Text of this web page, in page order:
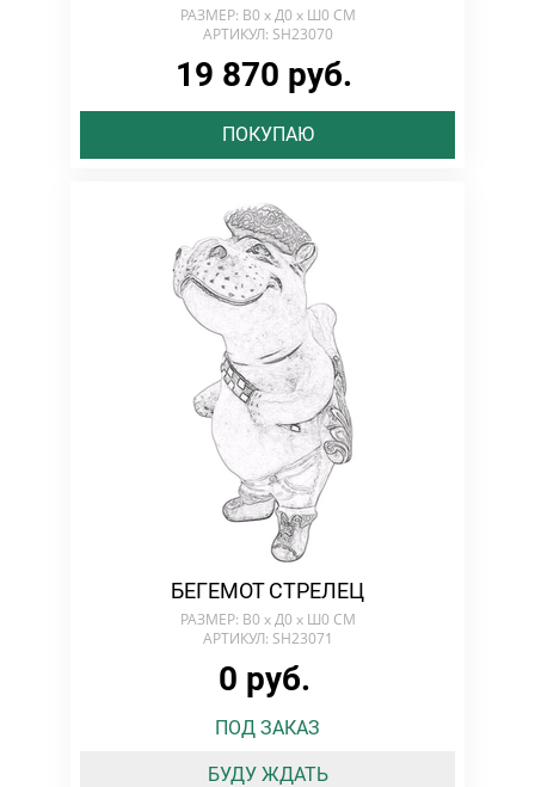
РАЗМЕР: В0 х Д0 х Ш0 СМ
АРТИКУЛ: SH23070
19 870 руб.
ПОКУПАЮ
БЕГЕМОТ СТРЕЛЕЦ
РАЗМЕР: В0 х Д0 х Ш0 СМ
АРТИКУЛ: SH23071
0 руб.
ПОД ЗАКАЗ
БУДУ ЖДАТЬ